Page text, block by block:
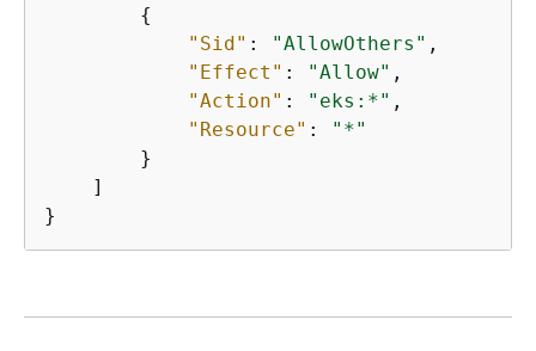
{
"Sid" : "AllowOthers" ,
"Effect" : "Allow" ,
"Action" : "eks:*" ,
"Resource" :
"*"
        }
    ]
}